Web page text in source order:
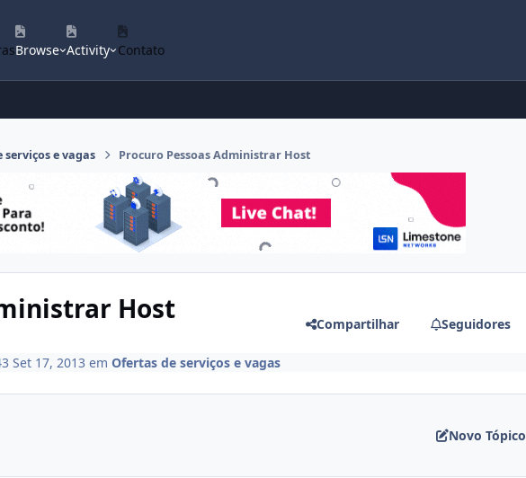
Browse Activity Contato
serviços e vagas Procuro Pessoas Administrar Host
Host Compartilhar Seguidores
Set 17, 2013 em Ofertas de serviços e vagas
Novo Tópico